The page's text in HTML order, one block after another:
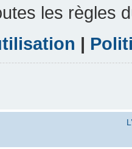
les règles
|